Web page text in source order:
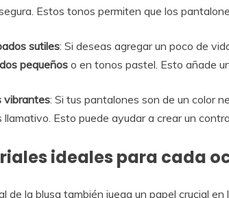
Estos tonos permiten que los
sutiles: Si deseas agregar un poco de
pequeñoso en tonos pastel. Esto añade
vibrantes: Si tus pantalones son de un color
llamativo. Esto puede ayudar a crear un
ideales para cada
de la blusa también juega un papel crucial